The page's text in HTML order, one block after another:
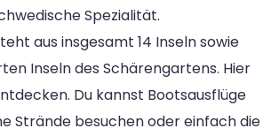
Spezialität.
aus insgesamt 14 Inseln sowie
Inseln des Schärengartens. Hier
Du kannst Bootsausflüge
Strände besuchen oder einfach die